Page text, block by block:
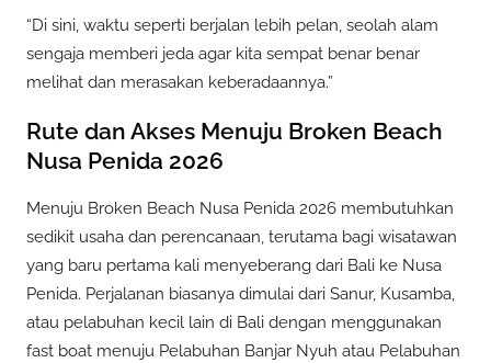
“Di sini, waktu seperti berjalan lebih pelan, seolah alam
sengaja memberi jeda agar kita sempat benar benar
melihat dan merasakan keberadaannya.”
Rute dan Akses Menuju Broken Beach
Nusa Penida 2026
Menuju Broken Beach Nusa Penida 2026 membutuhkan
sedikit usaha dan perencanaan, terutama bagi wisatawan
yang baru pertama kali menyeberang dari Bali ke Nusa
Penida. Perjalanan biasanya dimulai dari Sanur, Kusamba,
atau pelabuhan kecil lain di Bali dengan menggunakan
fast boat menuju Pelabuhan Banjar Nyuh atau Pelabuhan